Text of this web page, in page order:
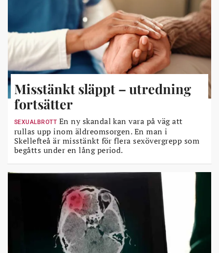
Misstänkt släppt – utredning
fortsätter
SEXUALBROTT En ny skandal kan vara på väg att
rullas upp inom äldreomsorgen. En man i
Skellefteå är misstänkt för flera sexövergrepp som
begåtts under en lång period.